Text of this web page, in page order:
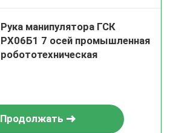
Рука манипулятора ГСК
РХ06Б1 7 осей промышленная
робототехническая
Продолжать